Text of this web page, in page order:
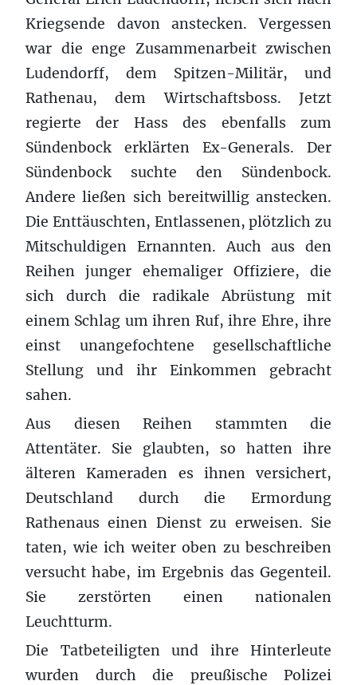
Kriegsende davon anstecken. Vergessen
war die enge Zusammenarbeit zwischen
Ludendorff, dem Spitzen-Militär, und
Rathenau, dem Wirtschaftsboss. Jetzt
regierte der Hass des ebenfalls zum
Sündenbock erklärten Ex-Generals. Der
Sündenbock suchte den Sündenbock.
Andere ließen sich bereitwillig anstecken.
Die Enttäuschten, Entlassenen, plötzlich zu
Mitschuldigen Ernannten. Auch aus den
Reihen junger ehemaliger Offiziere, die
sich durch die radikale Abrüstung mit
einem Schlag um ihren Ruf, ihre Ehre, ihre
einst unangefochtene gesellschaftliche
Stellung und ihr Einkommen gebracht
sahen.
Aus diesen Reihen stammten die
Attentäter. Sie glaubten, so hatten ihre
älteren Kameraden es ihnen versichert,
Deutschland durch die Ermordung
Rathenaus einen Dienst zu erweisen. Sie
taten, wie ich weiter oben zu beschreiben
versucht habe, im Ergebnis das Gegenteil.
Sie zerstörten einen nationalen
Leuchtturm.
Die Tatbeteiligten und ihre Hinterleute
wurden durch die preußische Polizei